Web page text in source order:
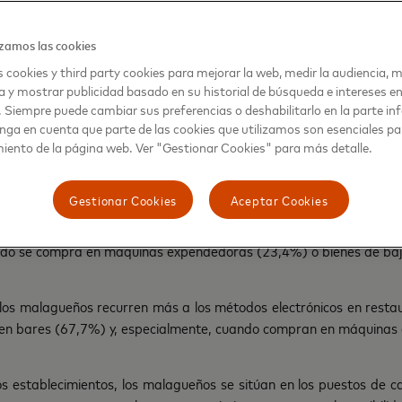
lo que compran y dónde lo hacen
españoles, persiste la idea de que no todos los métodos de
de la naturaleza de la transacción. Por eso, los
del pago sin efectivo alcanza el 100%, según la
ligeramente en el caso de los restaurantes (97,9%),
se compra en máquinas expendedoras (23,4%) o bienes de
malagueños recurren más a los métodos electrónicos en
bares (67,7%) y, especialmente, cuando compran en
establecimientos, los malagueños se sitúan en los puestos
las cookies
cookies y third party cookies para mejorar la web, medir la audiencia,
y mostrar publicidad basado en su historial de búsqueda e intereses
Siempre puede cambiar sus preferencias o deshabilitarlo en la parte
en cuenta que parte de las cookies que utilizamos son esenciales
de la página web. Ver "Gestionar Cookies" para más detalle.
Aceptar Cookies
Gestionar Cookies